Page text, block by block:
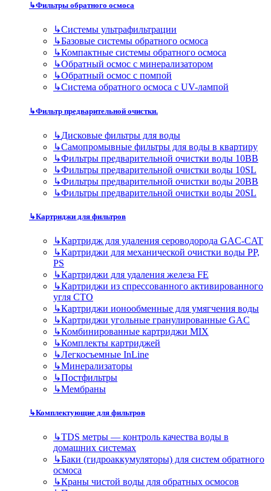
↳Фильтры обратного осмоса
↳Cистемы ультрафильтрации
↳Базовые системы обратного осмоса
↳Компактные системы обратного осмоса
↳Обратный осмос с минерализатором
↳Обратный осмос с помпой
↳Система обратного осмоса с UV-лампой
↳Фильтр предварительной очистки.
↳Дисковые фильтры для воды
↳Самопромывные фильтры для воды в квартиру
↳Фильтры предварительной очистки воды 10BB
↳Фильтры предварительной очистки воды 10SL
↳Фильтры предварительной очистки воды 20BB
↳Фильтры предварительной очистки воды 20SL
↳Картриджи для фильтров
↳Картридж для удаления сероводорода GAC-CAT
↳Картриджи для механической очистки воды PP,
PS
↳Картриджи для удаления железа FE
↳Картриджи из спрессованного активированного
угля CTO
↳Картриджи ионообменные для умягчения воды
↳Картриджи угольные гранулированные GAC
↳Комбинированные картриджи MIX
↳Комплекты картриджей
↳Легкосъемные InLine
↳Минерализаторы
↳Постфильтры
↳Мембраны
↳Комплектующие для фильтров
↳TDS метры — контроль качества воды в
домашних системах
↳Баки (гидроаккумуляторы) для систем обратного
осмоса
↳Краны чистой воды для обратных осмосов